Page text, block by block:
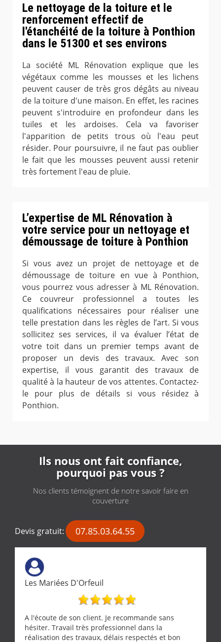
Le nettoyage de la toiture et le
renforcement effectif de
l'étanchéité de la toiture à Ponthion
dans le 51300 et ses environs
La société ML Rénovation explique que les
végétaux comme les mousses et les lichens
peuvent causer de très gros dégâts au niveau
de la toiture d'une maison. En effet, les racines
peuvent s'introduire en profondeur dans les
tuiles et les ardoises. Cela va favoriser
l'apparition de petits trous où l'eau peut
résider. Pour poursuivre, il ne faut pas oublier
le fait que les mousses peuvent aussi retenir
très fortement l'eau de pluie.
L’expertise de ML Rénovation à
votre service pour un nettoyage et
démoussage de toiture à Ponthion
Si vous avez un projet de nettoyage et de
démoussage de toiture en vue à Ponthion,
vous pourrez vous adresser à ML Rénovation.
Ce couvreur professionnel a toutes les
qualifications nécessaires pour réaliser une
telle prestation dans les règles de l’art. Si vous
sollicitez ses services, il va évaluer l’état de
votre toit dans un premier temps avant de
proposer un devis des travaux. Avec son
expertise, il vous garantit des travaux de
qualité à la hauteur de vos attentes. Contactez-
le pour plus de détails si vous résidez à
Ponthion.
Ils nous ont fait confiance,
pourquoi pas vous ?
Nos clients témoignent de notre savoir faire en
couverture
Devis gratuit: 07.85.03.64.55
Les Mariées D'Orfeuil
A l'écoute de son client. Je recommande sans
hésiter. Travail très professionnel dans la
réalisation des travaux, délais respectés et bon